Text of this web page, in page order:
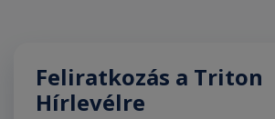
Feliratkozás a Triton
Hírlevélre